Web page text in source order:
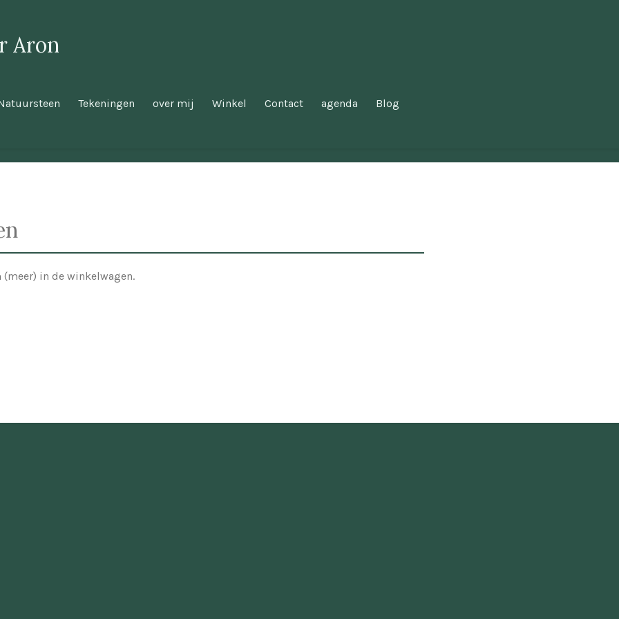
Aron
Tekeningen over mij Winkel Contact agenda Blog
in de winkelwagen.